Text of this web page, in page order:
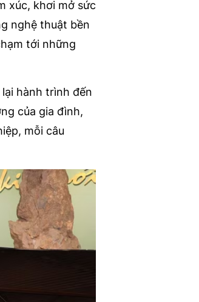
xúc, khơi mở sức
nghệ thuật bền
tới những
hành trình đến
của gia đình,
mỗi câu